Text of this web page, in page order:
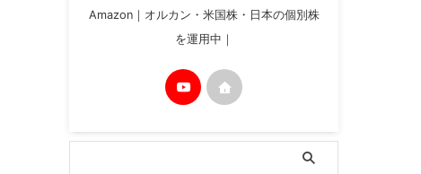
Amazon｜オルカン・米国株・日本の個別株
を運用中｜